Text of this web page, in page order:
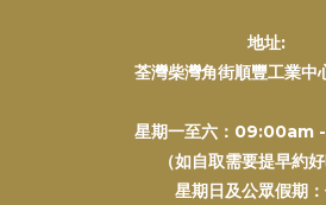
地址:
荃灣柴灣角街順豐工業中
星期一至六：09:00am
（如自取需要提早約好
星期日及公眾假期